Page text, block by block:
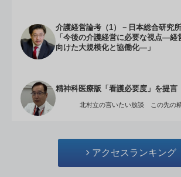
介護経営論考（1）－日本総合研究
「今後の介護経営に必要な視点―経
向けた大規模化と協働化―」
精神科医療版「看護必要度」を提言
北村立の言いたい放談 この先の精
アクセスランキング